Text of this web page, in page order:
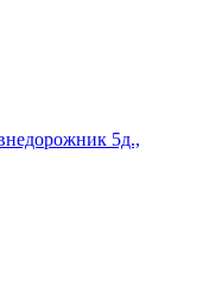
5д.,